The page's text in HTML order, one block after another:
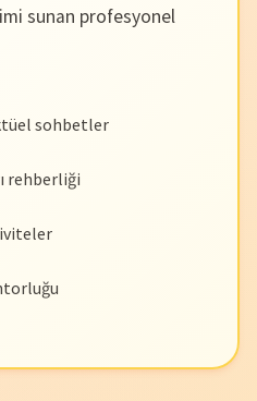
sunan profesyonel
sohbetler
rehberliği